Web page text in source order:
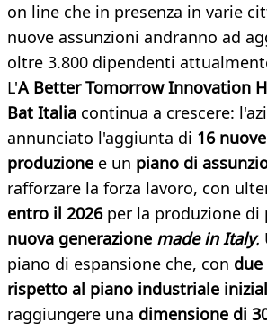
on line che in presenza in varie
nuove assunzioni andranno ad
oltre 3.800 dipendenti
L'A Better Tomorrow Innovation
Bat Italia continua a crescere:
annunciato l'aggiunta di 16
produzione e un piano di
rafforzare la forza lavoro, con
entro il 2026per la produzione di
nuova generazione made in Italy.
piano di espansione che, con
rispetto al piano industriale
raggiungere una dimensione di